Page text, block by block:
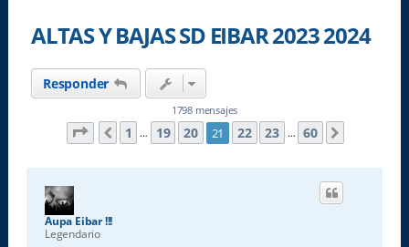
ALTAS Y BAJAS SD EIBAR 2023 2024
Responder
1798 mensajes
Página 21 de60
Anterior
1 … 19 20 21 22 23 … 60
Aupa Eibar !!!
Legendario